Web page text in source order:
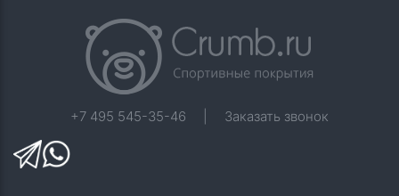
+7 495 545-35-46 Заказать звонок